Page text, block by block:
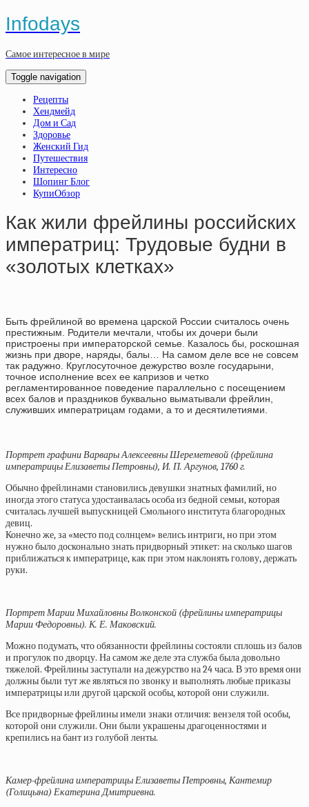
Infodays
Самое интересное в мире
Toggle navigation
Рецепты
Хендмейд
Дом и Сад
Здоровье
Женский Гид
Путешествия
Интересно
Шопинг Блог
КупиОбзор
Как жили фрейлины российских
императриц: Трудовые будни в
«золотых клетках»
Быть фрейлиной во времена царской России считалось очень
престижным. Родители мечтали, чтобы их дочери были
пристроены при императорской семье. Казалось бы, роскошная
жизнь при дворе, наряды, балы… На самом деле все не совсем
так радужно. Круглосуточное дежурство возле государыни,
точное исполнение всех ее капризов и четко
регламентированное поведение параллельно с посещением
всех балов и праздников буквально выматывали фрейлин,
служивших императрицам годами, а то и десятилетиями.
Портрет графини Варвары Алексеевны Шереметевой (фрейлина
императрицы Елизаветы Петровны), И. П. Аргунов, 1760 г.
Обычно фрейлинами становились девушки знатных фамилий, но
иногда этого статуса удостаивалась особа из бедной семьи, которая
считалась лучшей выпускницей Смольного института благородных
девиц.
Конечно же, за «место под солнцем» велись интриги, но при этом
нужно было досконально знать придворный этикет: на сколько шагов
приближаться к императрице, как при этом наклонять голову, держать
руки.
Портрет Марии Михайловны Волконской (фрейлины императрицы
Марии Федоровны). К. Е. Маковский.
Можно подумать, что обязанности фрейлины состояли сплошь из балов
и прогулок по дворцу. На самом же деле эта служба была довольно
тяжелой. Фрейлины заступали на дежурство на 24 часа. В это время они
должны были тут же являться по звонку и выполнять любые приказы
императрицы или другой царской особы, которой они служили.
Все придворные фрейлины имели знаки отличия: вензеля той особы,
которой они служили. Они были украшены драгоценностями и
крепились на бант из голубой ленты.
Камер-фрейлина императрицы Елизаветы Петровны, Кантемир
(Голицына) Екатерина Дмитриевна.